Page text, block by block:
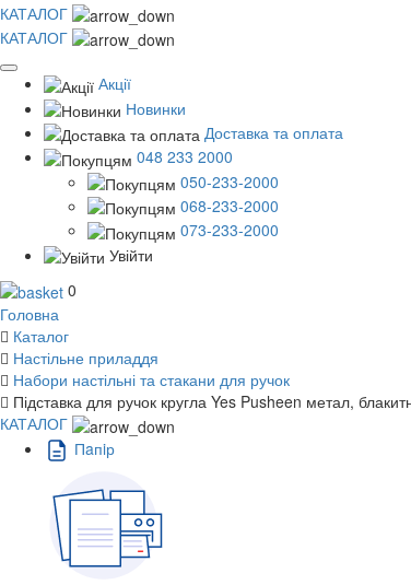
КАТАЛОГ
КАТАЛОГ
Акції
Новинки
Доставка та оплата
048 233 2000
050-233-2000
068-233-2000
073-233-2000
Увійти
0
Головна
Каталог
Настільне приладдя
Набори настільні та стакани для ручок
Підставка для ручок кругла Yes Pusheen метал,
КАТАЛОГ
Пaпiр